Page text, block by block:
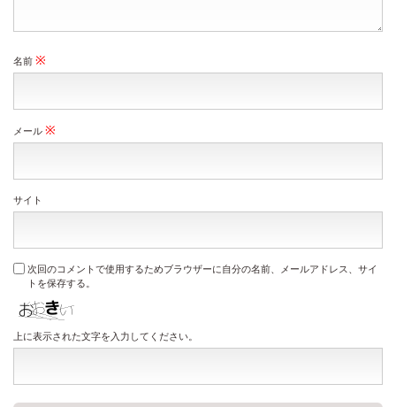
名前 ※
メール ※
サイト
次回のコメントで使用するためブラウザーに自分の名前、メールアドレス、サイ
トを保存する。
上に表示された文字を入力してください。